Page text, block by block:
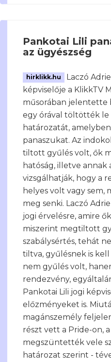
Pankotai Lili
az ügyészség
hirklikk.hu
Laczó
képviselője a KlikkTV
műsorában jelentette
egy órával töltötték le
határozatát,
panaszukat. Az
tiltott gyűlés volt, ők
hatóság, illetve annak
vizsgálhatják, hogy a
helyes volt vagy sem,
meg senki. Laczó
jogi érvelésre, amire
miszerint megtiltott
szabálysértés, tehát
tiltva, gyűlésnek is
nem gyűlés volt,
rendezvény,
Pankotai Lili jogi
előzményeket is.
magánszemély
részt vett a Pride-on,
megszüntették vele
határozat szerint -